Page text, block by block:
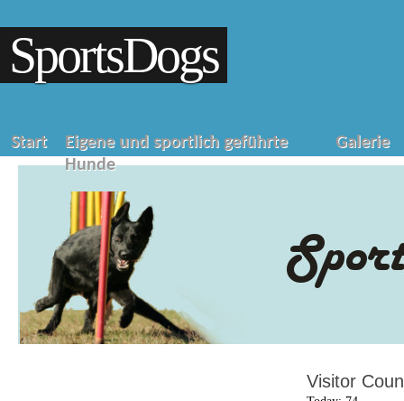
SportsDogs
Start
Eigene und sportlich geführte
Hunde
Galerie
Visitor